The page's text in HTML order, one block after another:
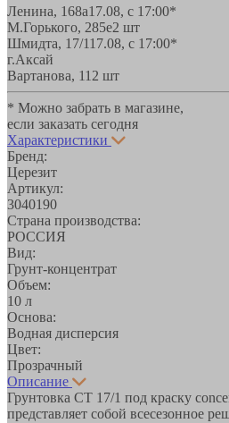
Ленина, 168а17.08, с 17:00*
М.Горького, 285е2 шт
Шмидта, 17/117.08, с 17:00*
г.Аксай
Вартанова, 11 2 шт
* Можно забрать в магазине,
если заказать сегодня
Характеристики
Бренд:
Церезит
Артикул:
3040190
Страна производства:
РОССИЯ
Вид:
Грунт-концентрат
Объем:
10 л
Основа:
Водная дисперсия
Цвет:
Прозрачный
Описание
Грунтовка CT 17/1 под краску
представляет собой всесезонное